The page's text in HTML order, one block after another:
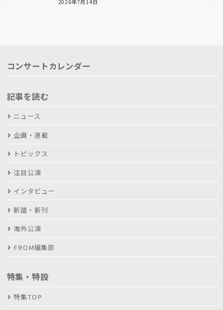
2026年7月14日
コンサートカレンダー
記事を読む
ニュース
企画・連載
トピックス
注目公演
インタビュー
新譜・新刊
海外公演
FROM編集部
特集・特設
特集TOP